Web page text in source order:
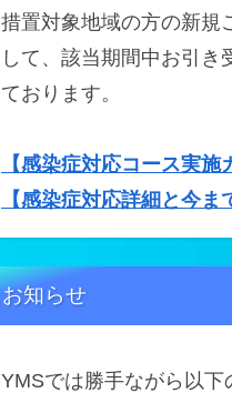
措置対象地域の方の新規
して、該当期間中お引き
ております。
【感染症対応コース実施
【感染症対応詳細と今ま
お知らせ
YMSでは勝手ながら以下